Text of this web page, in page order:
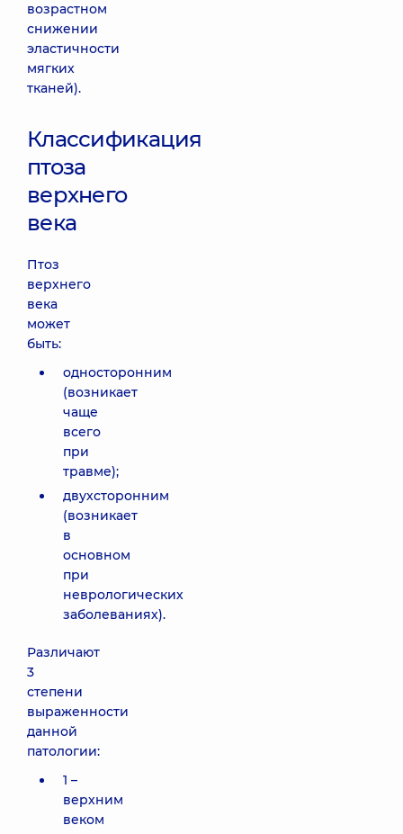
возрастном
снижении
эластичности
мягких
тканей).
Классификация
птоза
верхнего
века
Птоз
верхнего
века
может
быть:
односторонним
(возникает
чаще
всего
при
травме);
двухсторонним
(возникает
в
основном
при
неврологических
заболеваниях).
Различают
3
степени
выраженности
данной
патологии:
1 –
верхним
веком